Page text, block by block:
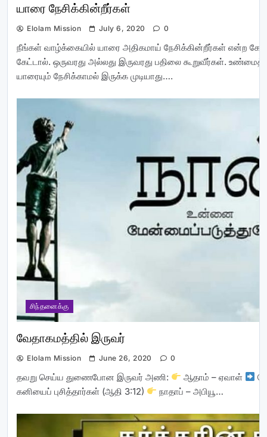
யாரை நேசிக்கின்றீர்கள்
Elolam Mission July 6, 2020 0
நீங்கள் வாழ்க்கையில் யாரை அதிகமாய் நேசிக்கின்றீர்கள் என்ற
கேட்டால். ஒருவரது அல்லது இருவரது பதிலை கூறுவீர்கள்.
யாரையும் நேசிக்காமல் இருக்க முடியாது….
சிந்தனைக்கு
வேதாகமத்தில் இருவர்
Elolam Mission June 26, 2020 0
தவறு செய்ய துணைபோன இருவர் அணி: ஆதாம் – ஏவாள்
கனியைப் புசித்தார்கள் (ஆதி 3:12)
நாதாப் – அபியூ…